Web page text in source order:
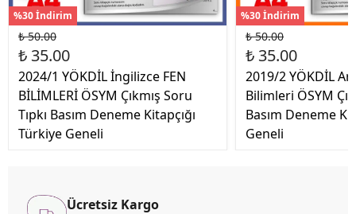
%30 İndirim
₺ 50.00
₺ 35.00
2024/1 YÖKDİL İngilizce FEN
BİLİMLERİ ÖSYM Çıkmış Soru
Tıpkı Basım Deneme Kitapçığı
Türkiye Geneli
%30 İndirim
₺ 50.00
₺ 35.00
2019/2 YÖKDİL
Bilimleri ÖSYM
Basım Deneme
Geneli
Ücretsiz Kargo